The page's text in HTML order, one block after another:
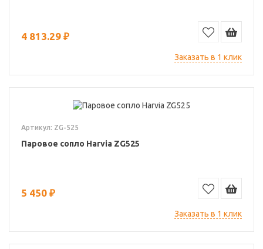
4 813.29 ₽
Заказать в 1 клик
Артикул: ZG-525
Паровое сопло Harvia ZG525
5 450 ₽
Заказать в 1 клик